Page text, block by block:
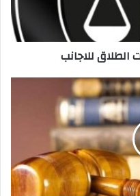
الطلاق للاجانب